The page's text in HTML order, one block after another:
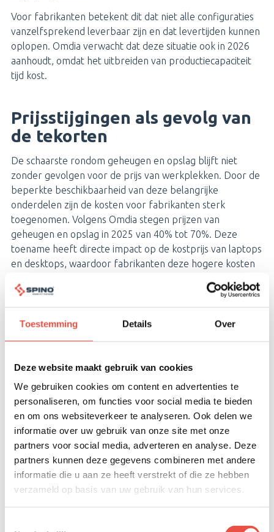
Toestemming Details Over
Deze website maakt gebruik van cookies
We gebruiken cookies om content en advertenties te
personaliseren, om functies voor social media te bieden
en om ons websiteverkeer te analyseren. Ook delen we
informatie over uw gebruik van onze site met onze
partners voor social media, adverteren en analyse. Deze
partners kunnen deze gegevens combineren met andere
informatie die u aan ze heeft verstrekt of die ze hebben
verzameld op basis van uw gebruik van hun services.
Voor fabrikanten betekent dit dat niet alle configuraties
vanzelfsprekend leverbaar zijn en dat levertijden kunnen
oplopen. Omdia verwacht dat deze situatie ook in 2026
aanhoudt, omdat het uitbreiden van productiecapaciteit
tijd kost.
Prijsstijgingen als gevolg van
de tekorten
De schaarste rondom geheugen en opslag blijft niet
zonder gevolgen voor de prijs van werkplekken. Door de
beperkte beschikbaarheid van deze belangrijke
onderdelen zijn de kosten voor fabrikanten sterk
toegenomen. Volgens Omdia stegen prijzen van
geheugen en opslag in 2025 van 40% tot 70%. Deze
toename heeft directe impact op de kostprijs van laptops
en desktops, waardoor fabrikanten deze hogere kosten
Het is daarbij geen eenmalige stijging die snel weer
verwachten dat ze in 2026 niet aan de volledige
marktvraag kunnen voldoen. Hierdoor worden
voorspellen wanneer prijzen weer zullen stabiliseren.
Wat betekent dit voor
organisaties?
Organisaties gaan de schaarste en prijsstijgingen onder
andere merken bij het bestellen van nieuwe laptops of
desktops. Verder zijn standaardconfiguraties minder
vanzelfsprekend beschikbaar en zijn gewenste